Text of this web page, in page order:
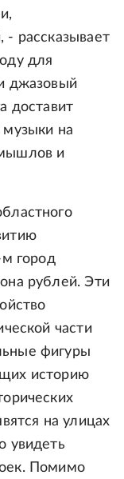
рассказывает
для
джазовый
доставит
на
и
м город
рублей. Эти
части
фигуры
историю
на улицах
увидеть
Помимо